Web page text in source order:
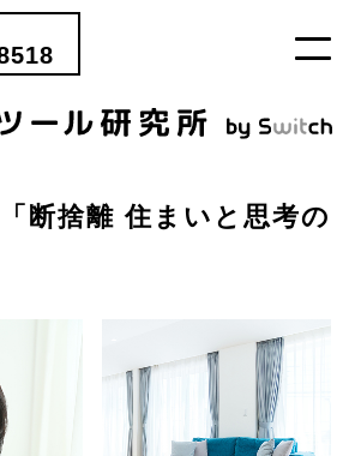
断捨離 住まいと思考の